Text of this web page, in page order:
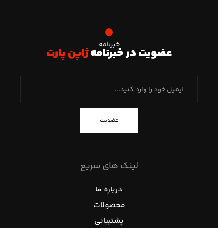
خبرنامه
عضویت در خبرنامهژاپن پارت
عضویت
لینک های سریع
درباره ما
محصولات
پشتیبانی